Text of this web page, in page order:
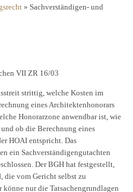
» Sachverständigen- und
VII ZR 16/03
strittig, welche Kosten im
eines Architektenhonorars
Honorarzone anwendbar ist, wie
ob die Berechnung eines
HOAI entspricht. Das
ein Sachverständigengutachten
Der BGH hat festgestellt,
die vom Gericht selbst zu
nur die Tatsachengrundlagen